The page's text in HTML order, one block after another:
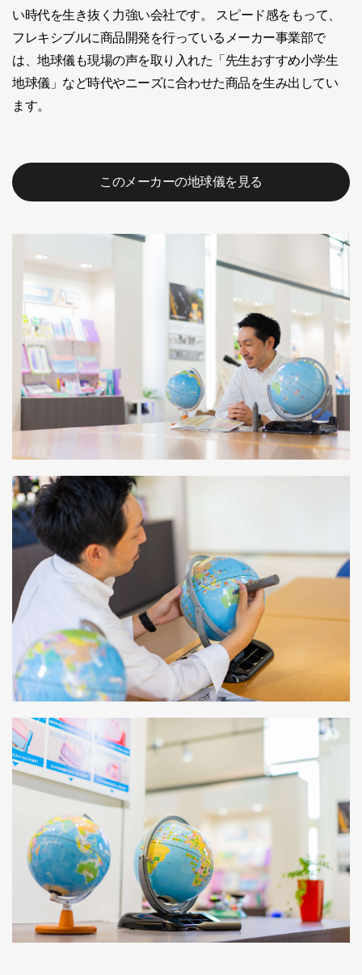
い時代を生き抜く力強い会社です。 スピード感をもって、
フレキシブルに商品開発を行っているメーカー事業部で
は、地球儀も現場の声を取り入れた「先生おすすめ小学生
地球儀」など時代やニーズに合わせた商品を生み出してい
ます。
このメーカーの地球儀を見る